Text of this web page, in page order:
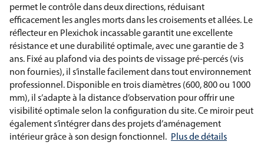
permet le contrôle dans deux directions, réduisant
efficacement les angles morts dans les croisements et allées. Le
réflecteur en Plexichok incassable garantit une excellente
résistance et une durabilité optimale, avec une garantie de 3
ans. Fixé au plafond via des points de vissage pré-percés (vis
non fournies), il s’installe facilement dans tout environnement
professionnel. Disponible en trois diamètres (600, 800 ou 1000
mm), il s’adapte à la distance d’observation pour offrir une
visibilité optimale selon la configuration du site. Ce miroir peut
également s’intégrer dans des projets d’aménagement
intérieur grâce à son design fonctionnel. Plus de détails